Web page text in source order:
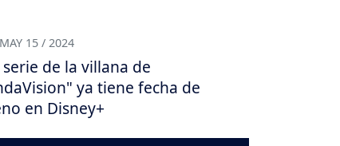
15 / 2024
serie de la villana de
ya tiene fecha de
en Disney+